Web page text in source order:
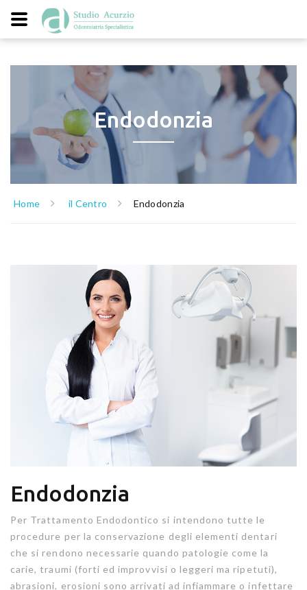
Endodonzia
Home il Centro Endodonzia
Endodonzia
Per Trattamento Endodontico si intendono tutte le
procedure per la conservazione degli elementi dentari
che si rendono necessarie quando patologie come la
carie, traumi (forti ed improvvisi o leggeri ma ripetuti),
abrasioni, erosioni sono arrivati ad infiammare o infettare